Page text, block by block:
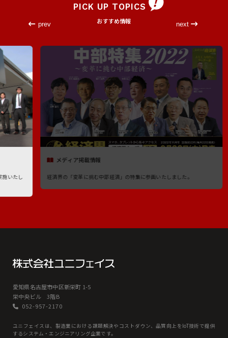
PICK UP TOPICS
おすすめ情報
prev next
メディア掲載情報
経済界の「変革に挑む中部経済」の特集に参画いたしました。
愛知県名古屋市中区新栄町 1-5
栄中央ビル 3階B
052-957-2170
ユニフェイスは、製造業における課題解決やコストダウン、品質向上をIoT技術で提供
するシステム・エンジニアリング企業です。